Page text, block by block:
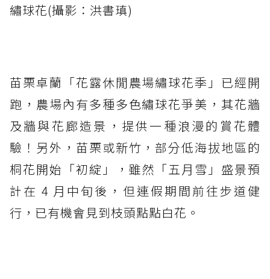
繡球花(攝影：洪書瑱)
苗栗卓蘭「花露休閒農場繡球花季」已經開
跑，農場內有多種多色繡球花爭美，其花牆
及牆與花廊造景，提供一種浪漫的賞花體
驗！另外，苗栗或新竹，部分低海拔地區的
桐花開始「初綻」，雖然「五月雪」盛景預
計在 4 月中旬後，但連假期間前往步道健
行，已有機會見到枝頭點點白花。